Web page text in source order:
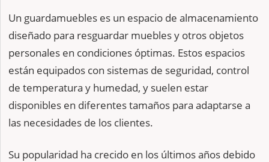
Un guardamuebles es un espacio de almacenamiento
diseñado para resguardar muebles y otros objetos
personales en condiciones óptimas. Estos espacios
están equipados con sistemas de seguridad, control
de temperatura y humedad, y suelen estar
disponibles en diferentes tamaños para adaptarse a
las necesidades de los clientes.
Su popularidad ha crecido en los últimos años debido